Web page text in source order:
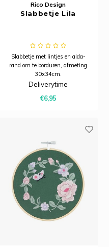
Rico Design
Slabbetje Lila
Slabbetje met lintjes en aida-
rand om te borduren, afmeting
30x34cm.
Deliverytime
€6,95